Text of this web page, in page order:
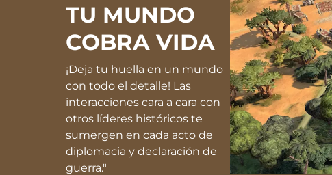
TU MUNDO
COBRA VIDA
¡Deja tu huella en un mundo
con todo el detalle! Las
interacciones cara a cara con
otros líderes históricos te
sumergen en cada acto de
diplomacia y declaración de
guerra."